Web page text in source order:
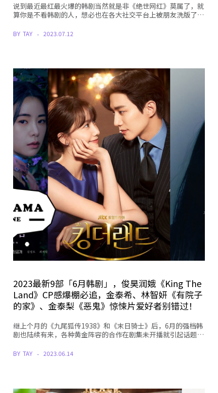
说到最近最红最火爆的韩剧当然就是非《绝世网红》莫属了，就
算你是不看韩剧的人，想必也在各大社交平台上被朋友洗版了…
BY TAY 2023.07.12
2023最新9部「6月韩剧」，俊昊润娥《King The
Land》CP感爆棚必追，金泰希、林智妍《有院子
的家》、金泰梨《恶鬼》惊悚片爱好者别错过！
继上个月的《九尾狐传1938》和《末日骑士》后，6月的强档韩
剧也陆续有来，各种黄金阵容的合作在剧集未开播就引起话题…
BY TAY 2023.06.14